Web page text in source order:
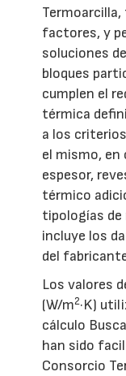
factores, y
soluciones
bloques
cumplen el
térmica
a los
el mismo, en
espesor,
térmico
tipologías de
incluye los
del
Los valores
(W/m2·K)
cálculo
han sido
Consorcio